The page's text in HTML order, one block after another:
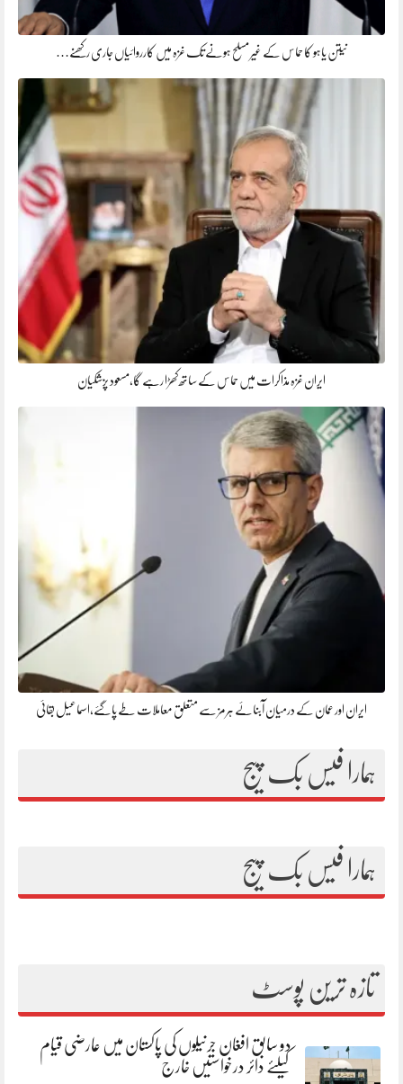
نیتن یاہو کا حماس کے غیر مسلح ہونے تک غزہ میں کارروائیاں جاری رکھنے…
ایران غزہ مذاکرات میں حماس کے ساتھ کھڑا رہے گا،مسعود پزشکیان
ایران اور عمان کے درمیان آبنائے ہرمز سے متعلق معاملات طے پاگئے،اسماعیل بقائی
ہمارا فیس بک پیج
ہمارا فیس بک پیج
تازہ ترین پوسٹ
دو سابق افغان جرنیلوں کی پاکستان میں عارضی قیام
کیلئے دائر درخواستیں خارج